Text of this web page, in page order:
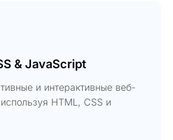
& JavaScript
и интерактивные веб-
HTML, CSS и